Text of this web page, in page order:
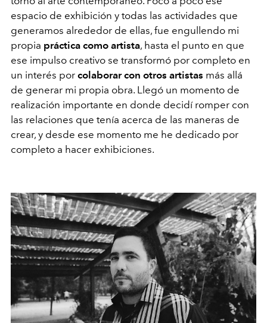
espacio de exhibición y todas las actividades que
generamos alrededor de ellas, fue engullendo mi
propia práctica como artista, hasta el punto en que
ese impulso creativo se transformó por completo en
un interés por colaborar con otros artistas más allá
de generar mi propia obra. Llegó un momento de
realización importante en donde decidí romper con
las relaciones que tenía acerca de las maneras de
crear, y desde ese momento me he dedicado por
completo a hacer exhibiciones.